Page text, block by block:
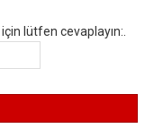
lütfen cevaplayın:.